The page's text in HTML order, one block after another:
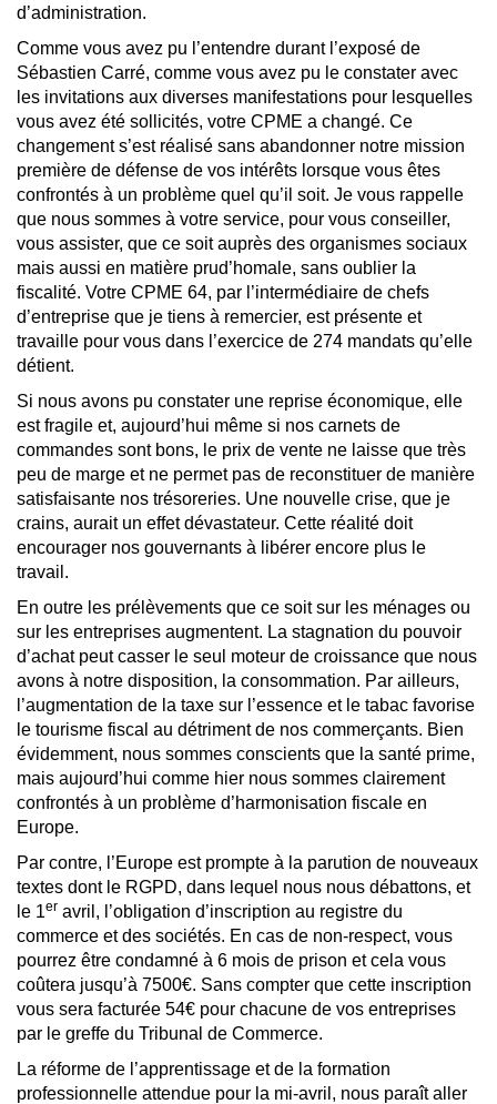
d’administration.
Comme vous avez pu l’entendre durant l’exposé de
Sébastien Carré, comme vous avez pu le constater avec
les invitations aux diverses manifestations pour lesquelles
vous avez été sollicités, votre CPME a changé. Ce
changement s’est réalisé sans abandonner notre mission
première de défense de vos intérêts lorsque vous êtes
confrontés à un problème quel qu’il soit. Je vous rappelle
que nous sommes à votre service, pour vous conseiller,
vous assister, que ce soit auprès des organismes sociaux
mais aussi en matière prud’homale, sans oublier la
fiscalité. Votre CPME 64, par l’intermédiaire de chefs
d’entreprise que je tiens à remercier, est présente et
travaille pour vous dans l’exercice de 274 mandats qu’elle
détient.
Si nous avons pu constater une reprise économique, elle
est fragile et, aujourd’hui même si nos carnets de
commandes sont bons, le prix de vente ne laisse que très
peu de marge et ne permet pas de reconstituer de manière
satisfaisante nos trésoreries. Une nouvelle crise, que je
crains, aurait un effet dévastateur. Cette réalité doit
encourager nos gouvernants à libérer encore plus le
travail.
En outre les prélèvements que ce soit sur les ménages ou
sur les entreprises augmentent. La stagnation du pouvoir
d’achat peut casser le seul moteur de croissance que nous
avons à notre disposition, la consommation. Par ailleurs,
l’augmentation de la taxe sur l’essence et le tabac favorise
le tourisme fiscal au détriment de nos commerçants. Bien
évidemment, nous sommes conscients que la santé prime,
mais aujourd’hui comme hier nous sommes clairement
confrontés à un problème d’harmonisation fiscale en
Europe.
Par contre, l’Europe est prompte à la parution de nouveaux
textes dont le RGPD, dans lequel nous nous débattons, et
le 1er avril, l’obligation d’inscription au registre du
commerce et des sociétés. En cas de non-respect, vous
pourrez être condamné à 6 mois de prison et cela vous
coûtera jusqu’à 7500€. Sans compter que cette inscription
vous sera facturée 54€ pour chacune de vos entreprises
par le greffe du Tribunal de Commerce.
La réforme de l’apprentissage et de la formation
professionnelle attendue pour la mi-avril, nous paraît aller